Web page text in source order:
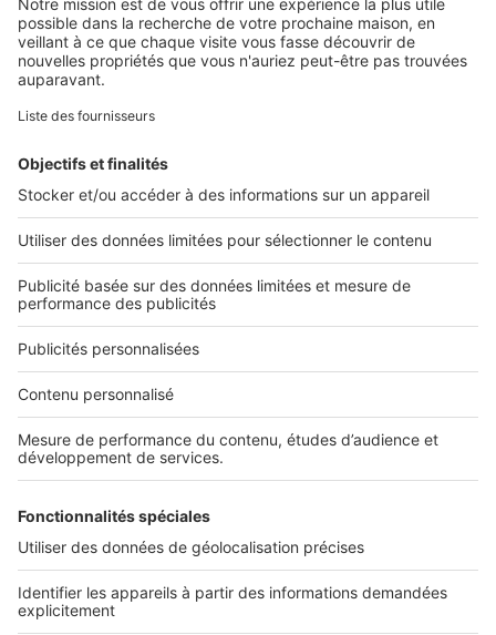
Retrouvez-nous sur ...
L'ENTREPRISE
Nous contacter
Nous recrutons
NOS APPLICATIONS
Découvrez nos applications
Tous nos services pro
Accès client
À DÉCOUVRIR